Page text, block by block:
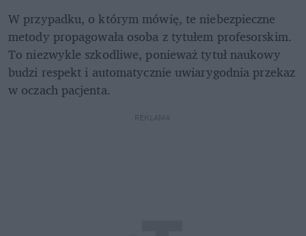
W przypadku, o którym mówię, te niebezpieczne
metody propagowała osoba z tytułem profesorskim.
To niezwykle szkodliwe, ponieważ tytuł naukowy
budzi respekt i automatycznie uwiarygodnia przekaz
w oczach pacjenta.
REKLAMA